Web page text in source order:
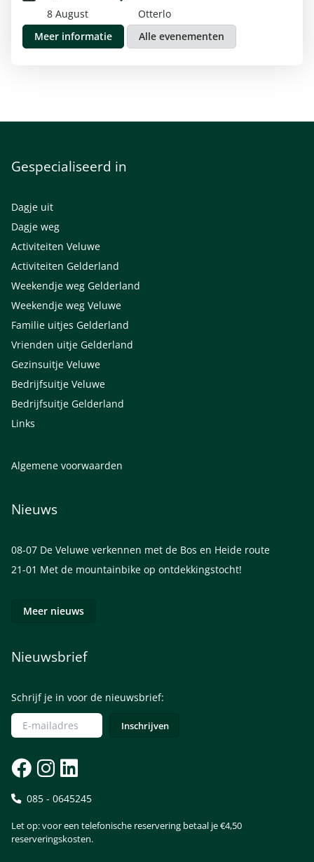
8 August
Otterlo
Meer informatie
Alle evenementen
Gespecialiseerd in
Dagje uit
Dagje weg
Activiteiten Veluwe
Activiteiten Gelderland
Weekendje weg Gelderland
Weekendje weg Veluwe
Familie uitjes Gelderland
Vrienden uitje Gelderland
Gezinsuitje Veluwe
Bedrijfsuitje Veluwe
Bedrijfsuitje Gelderland
Links
Algemene voorwaarden
Nieuws
08-07 De Veluwe verkennen met de Bos en Heide route
21-01 Met de mountainbike op ontdekkingstocht!
Meer nieuws
Nieuwsbrief
Schrijf je in voor de nieuwsbrief:
085 - 0645245
Let op: voor een telefonische reservering betaal je €4,50
reserveringskosten.